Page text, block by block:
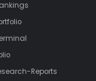
Reports